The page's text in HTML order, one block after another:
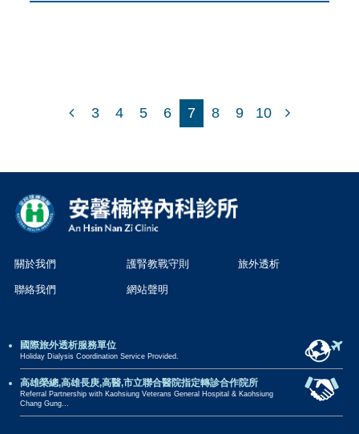
3 4 5 6 7 8 9 10
關於我們 護腎教戰守則 旅外透析
聯絡我們 網站聲明
國際旅外透析服務單位
Holiday Dialysis Coordination Service Provided.
高雄榮總,高雄長庚,高醫,市立聯合醫院指定轉診合作院所
Referral Partnership with Kaohsiung Veterans General Hospital & Kaohsiung
Chang Gung...